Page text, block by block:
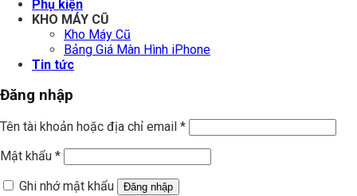
Phụ kiện
KHO MÁY CŨ
Kho Máy Cũ
Bảng Giá Màn Hình iPhone
Tin tức
Đăng nhập
Tên tài khoản hoặc địa chỉ email *
Mật khẩu *
Ghi nhớ mật khẩu
Đăng nhập